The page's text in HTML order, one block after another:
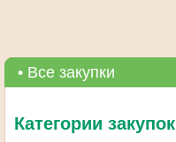
• Все закупки
Категории закупок